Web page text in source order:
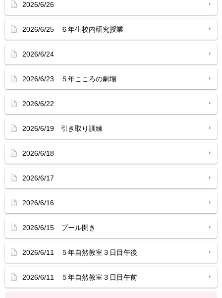
2026/6/26
2026/6/25 ６年生校内研究授業
2026/6/24
2026/6/23 ５年こころの劇場
2026/6/22
2026/6/19 引き取り訓練
2026/6/18
2026/6/17
2026/6/16
2026/6/15 プール開き
2026/6/11 ５年自然教室３日目午後
2026/6/11 ５年自然教室３日目午前